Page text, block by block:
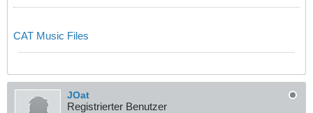
CAT Music Files
JOat
Registrierter Benutzer